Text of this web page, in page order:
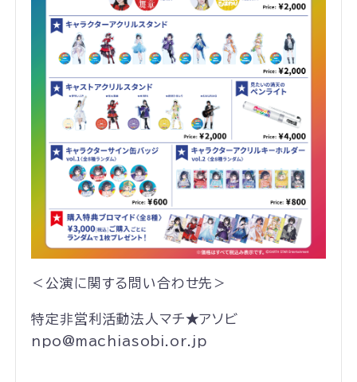
＜公演に関する問い合わせ先＞
特定非営利活動法人マチ★アソビ
npo@machiasobi.or.jp